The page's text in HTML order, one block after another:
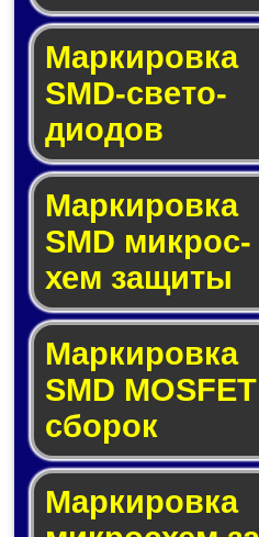
Маркировка
SMD-све­то­
дио­дов
Мар­ки­ров­ка
SMD мик­рос­
хем защиты
Мар­ки­ров­ка
SMD MOSFET
сбо­рок
Мар­ки­ров­ка